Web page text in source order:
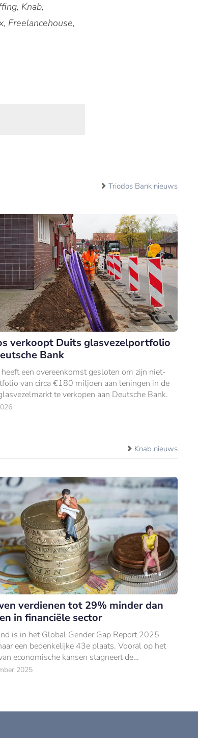
Knab,
Freelancehouse,
Triodos Bank nieuws
verkoopt Duits glasvezelportfolio
Bank
een overeenkomst gesloten om zijn niet-
van circa €180 miljoen aan leningen in de
te verkopen aan Deutsche Bank.
Knab nieuws
verdienen tot 29% minder dan
in financiële sector
is in het Global Gender Gap Report 2025
een bedenkelijke 43e plaats. Vooral op het
economische kansen stagneert de
2025